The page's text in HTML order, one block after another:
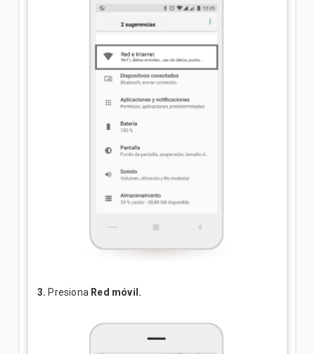
3. Presiona Red móvil.